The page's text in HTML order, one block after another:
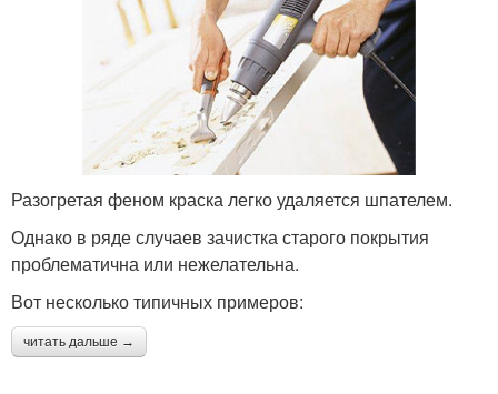
Разогретая феном краска легко удаляется шпателем.
Однако в ряде случаев зачистка старого покрытия
проблематична или нежелательна.
Вот несколько типичных примеров:
читать дальше →